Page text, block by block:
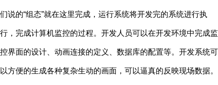
们说的“组态”就在这里完成，运行系统将开发完的系统进行执
行，完成计算机监控的过程。开发人员可以在开发环境中完成监
控界面的设计、动画连接的定义、数据库的配置等。开发系统可
以方便的生成各种复杂生动的画面，可以逼真的反映现场数据。